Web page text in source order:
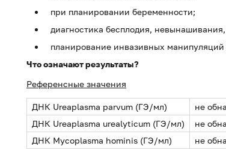
при планировании беременности;
диагностика бесплодия,
планирование инвазивных манипуляций
Что означают результаты?
Референсные значения
ДНК Ureaplasma parvum (ГЭ/мл)
не
ДНК Ureaplasma urealyticum (ГЭ/мл)
не
ДНК Mycoplasma hominis (ГЭ/мл)
не